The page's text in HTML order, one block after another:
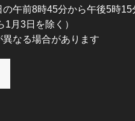
午前8時45分から午後5時15
1月3日を除く）
なる場合があります